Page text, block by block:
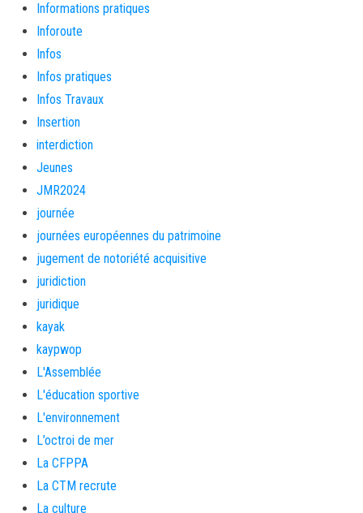
Informations pratiques
Inforoute
Infos
Infos pratiques
Infos Travaux
Insertion
interdiction
Jeunes
JMR2024
journée
journées européennes du patrimoine
jugement de notoriété acquisitive
juridiction
juridique
kayak
kaypwop
L'Assemblée
L'éducation sportive
L'environnement
L’octroi de mer
La CFPPA
La CTM recrute
La culture